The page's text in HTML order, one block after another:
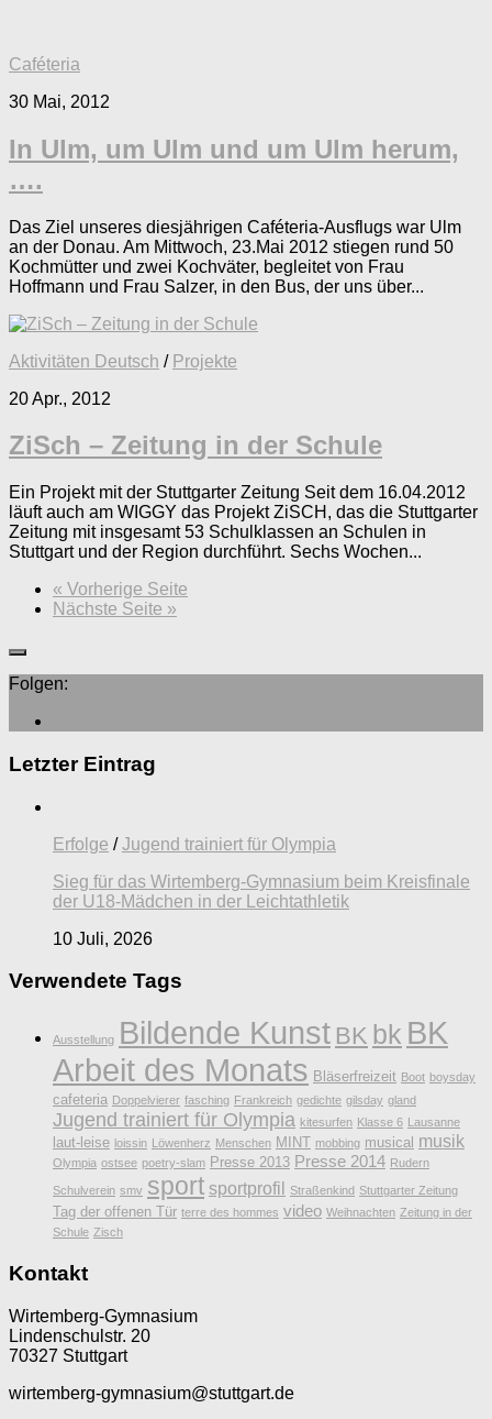
Caféteria
30 Mai, 2012
In Ulm, um Ulm und um Ulm herum,
….
Das Ziel unseres diesjährigen Caféteria-Ausflugs war Ulm
an der Donau. Am Mittwoch, 23.Mai 2012 stiegen rund 50
Kochmütter und zwei Kochväter, begleitet von Frau
Hoffmann und Frau Salzer, in den Bus, der uns über...
Aktivitäten Deutsch / Projekte
20 Apr., 2012
ZiSch – Zeitung in der Schule
Ein Projekt mit der Stuttgarter Zeitung Seit dem 16.04.2012
läuft auch am WIGGY das Projekt ZiSCH, das die Stuttgarter
Zeitung mit insgesamt 53 Schulklassen an Schulen in
Stuttgart und der Region durchführt. Sechs Wochen...
« Vorherige Seite
Nächste Seite »
Folgen:
Letzter Eintrag
Erfolge /Jugend trainiert für Olympia
Sieg für das Wirtemberg-Gymnasium beim Kreisfinale
der U18-Mädchen in der Leichtathletik
10 Juli, 2026
Verwendete Tags
Ausstellung Bildende Kunst BK bk BK
Arbeit des Monats Bläserfreizeit Boot boysday
cafeteria Doppelvierer fasching Frankreich gedichte gilsday gland
Jugend trainiert für Olympia kitesurfen Klasse 6 Lausanne
laut-leise loissin Löwenherz Menschen MINT mobbing musical musik
Olympia ostsee poetry-slam Presse 2013 Presse 2014 Rudern
Schulverein smv sport sportprofil Straßenkind Stuttgarter Zeitung
Tag der offenen Tür terre des hommes video Weihnachten Zeitung in der
Schule Zisch
Kontakt
Wirtemberg-Gymnasium
Lindenschulstr. 20
70327 Stuttgart
wirtemberg-gymnasium@stuttgart.de